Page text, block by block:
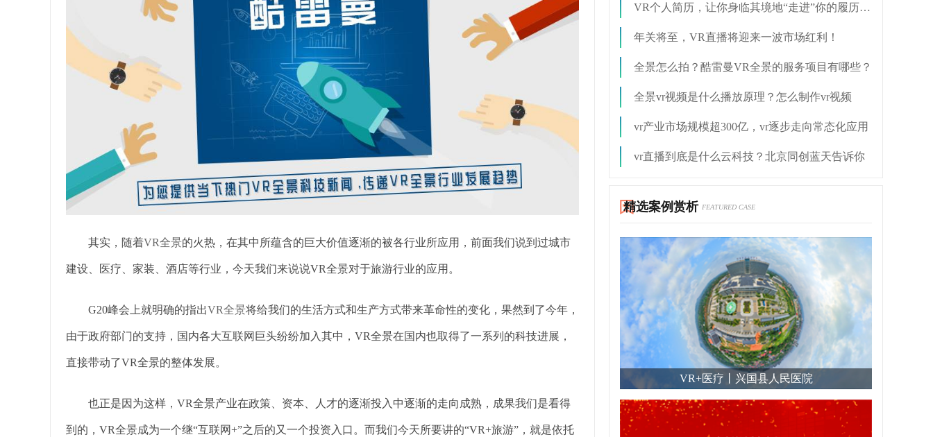
其实，随着VR全景的火热，在其中所蕴含的巨大价值逐渐的被各行业所应用，前面我们说到过城市
建设、医疗、家装、酒店等行业，今天我们来说说VR全景对于旅游行业的应用。
G20峰会上就明确的指出VR全景将给我们的生活方式和生产方式带来革命性的变化，果然到了今年，
由于政府部门的支持，国内各大互联网巨头纷纷加入其中，VR全景在国内也取得了一系列的科技进展，
直接带动了VR全景的整体发展。
也正是因为这样，VR全景产业在政策、资本、人才的逐渐投入中逐渐的走向成熟，成果我们是看得
到的，VR全景成为一个继“互联网+”之后的又一个投资入口。而我们今天所要讲的“VR+旅游”，就是依托
VR个人简历，让你身临其境地“走进”你的履历世界
年关将至，VR直播将迎来一波市场红利！
全景怎么拍？酷雷曼VR全景的服务项目有哪些？
全景vr视频是什么播放原理？怎么制作vr视频
vr产业市场规模超300亿，vr逐步走向常态化应用
vr直播到底是什么云科技？北京同创蓝天告诉你
精选案例赏析 FEATURED CASE
VR+医疗丨兴国县人民医院